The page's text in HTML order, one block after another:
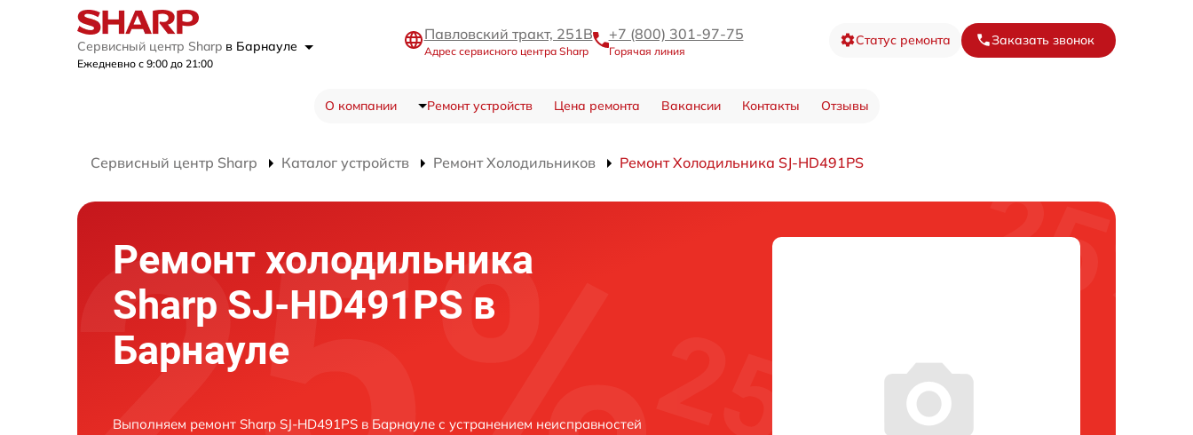
Сервисный центр Sharp в Барнауле
Ежедневно с 9:00 до 21:00
Павловский тракт, 251В
Адрес сервисного центра Sharp
+7 (800) 301-97-75
Горячая линия
Статус ремонта Заказать звонок
О компании Ремонт устройств Цена ремонта Вакансии Контакты Отзывы
Сервисный центр Sharp Каталог устройств Ремонт Холодильников Ремонт Холодильника SJ-HD491PS
Ремонт холодильника
Sharp SJ-HD491PS в
Барнауле
Выполняем ремонт Sharp SJ-HD491PS в Барнауле с устранением неисправностей